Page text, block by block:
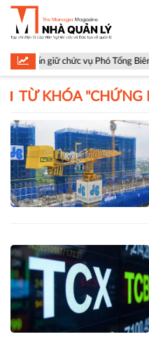
giữ chức vụ Phó Tổng Biên tập
TỪ KHÓA "CHỨNG